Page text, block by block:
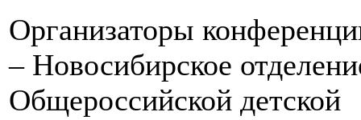
Организаторы
– Новосибирское
Общероссийской детской